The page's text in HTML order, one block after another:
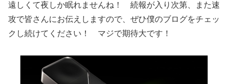
遠しくて夜しか眠れませんね！ 続報が入り次第、また速
攻で皆さんにお伝えしますので、ぜひ僕のブログをチェッ
クし続けてください！ マジで期待大です！